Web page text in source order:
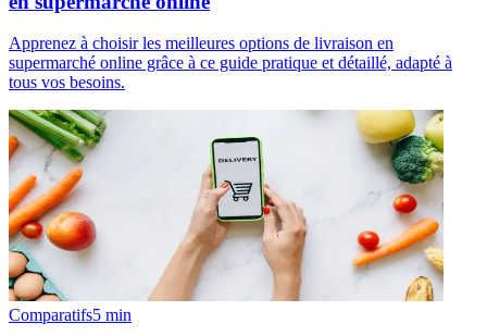
Apprenez à choisir les meilleures options de livraison en
supermarché online grâce à ce guide pratique et détaillé, adapté à
tous vos besoins.
Comparatifs5 min